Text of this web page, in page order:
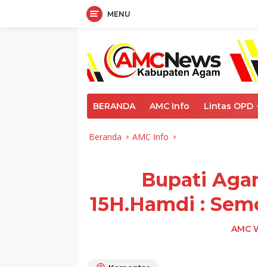
MENU
BERANDA AMC Info Lintas OPD
Beranda AMC Info
Bupati
15H.Hamdi :
AMC